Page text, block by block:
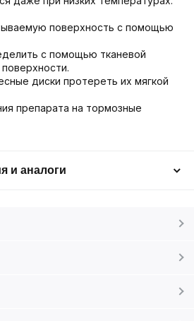
поверхность с помощью
с помощью тканевой
диски протереть их мягкой
препарата на тормозные
и аналоги